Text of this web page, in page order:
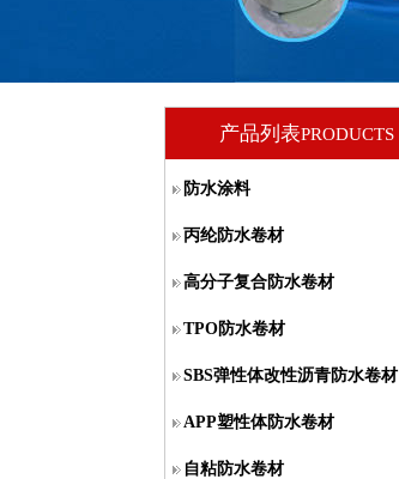
产品列表PRODUCTS
防水涂料
丙纶防水卷材
高分子复合防水卷材
TPO防水卷材
SBS弹性体改性沥青防水卷材
APP塑性体防水卷材
自粘防水卷材